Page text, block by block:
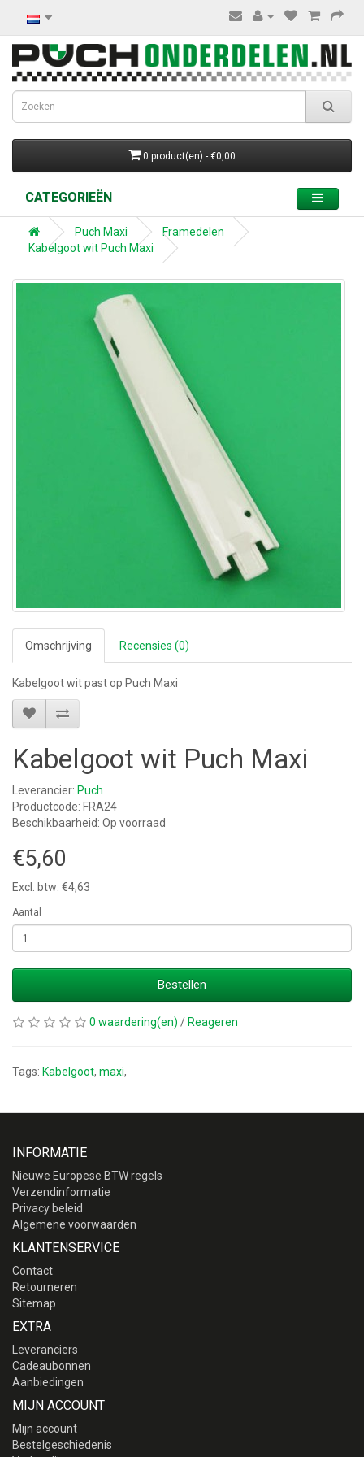
0 product(en) - €0,00
CATEGORIEËN
Puch Maxi
Framedelen
Kabelgoot wit Puch Maxi
Omschrijving Recensies (0)
Kabelgoot wit past op Puch Maxi
Kabelgoot wit Puch Maxi
Leverancier: Puch
Productcode: FRA24
Beschikbaarheid: Op voorraad
€5,60
Excl. btw: €4,63
Aantal
Bestellen
0 waardering(en) / Reageren
Tags: Kabelgoot, maxi,
INFORMATIE
Nieuwe Europese BTW regels
Verzendinformatie
Privacy beleid
Algemene voorwaarden
KLANTENSERVICE
Contact
Retourneren
Sitemap
EXTRA
Leveranciers
Cadeaubonnen
Aanbiedingen
MIJN ACCOUNT
Mijn account
Bestelgeschiedenis